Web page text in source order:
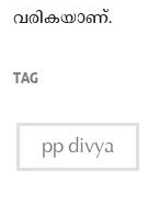
വരികയാണ്.
TAG
pp divya